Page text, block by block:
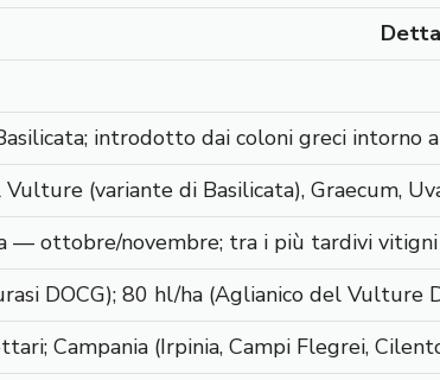
introdotto dai coloni greci intorno
(variante di Basilicata), Graecum,
— ottobre/novembre; tra i più tardivi
DOCG); 80 hl/ha (Aglianico del Vulture
Campania (Irpinia, Campi Flegrei,